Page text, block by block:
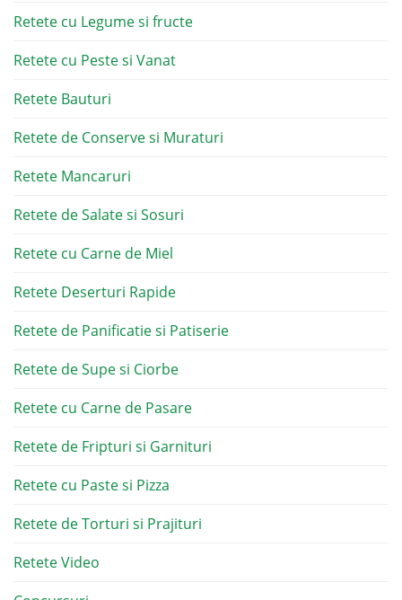
Retete cu Legume si fructe
Retete cu Peste si Vanat
Retete Bauturi
Retete de Conserve si Muraturi
Retete Mancaruri
Retete de Salate si Sosuri
Retete cu Carne de Miel
Retete Deserturi Rapide
Retete de Panificatie si Patiserie
Retete de Supe si Ciorbe
Retete cu Carne de Pasare
Retete de Fripturi si Garnituri
Retete cu Paste si Pizza
Retete de Torturi si Prajituri
Retete Video